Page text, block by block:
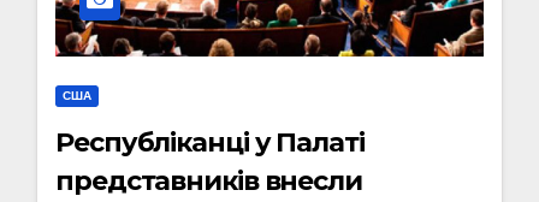
США
Республіканці у Палаті
представників внесли